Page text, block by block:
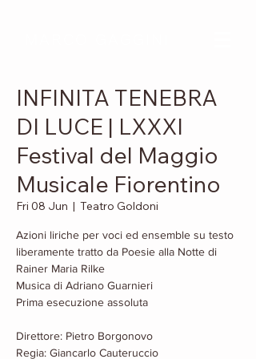
INFINITA TENEBRA
DI LUCE | LXXXI
Festival del Maggio
Musicale Fiorentino
Fri 08 Jun
  |
Teatro Goldoni
Azioni liriche per voci ed ensemble su testo
liberamente tratto da Poesie alla Notte di
Rainer Maria Rilke
Musica di Adriano Guarnieri
Prima esecuzione assoluta
Direttore: Pietro Borgonovo
Regia: Giancarlo Cauteruccio